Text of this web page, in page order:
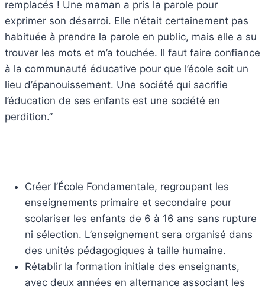
remplacés ! Une maman a pris la parole pour
exprimer son désarroi. Elle n’était certainement pas
habituée à prendre la parole en public, mais elle a su
trouver les mots et m’a touchée. Il faut faire confiance
à la communauté éducative pour que l’école soit un
lieu d’épanouissement. Une société qui sacrifie
l’éducation de ses enfants est une société en
perdition.
Créer l’École Fondamentale, regroupant les
enseignements primaire et secondaire pour
scolariser les enfants de 6 à 16 ans sans rupture
ni sélection. L’enseignement sera organisé dans
des unités pédagogiques à taille humaine.
Rétablir la formation initiale des enseignants,
avec deux années en alternance associant les